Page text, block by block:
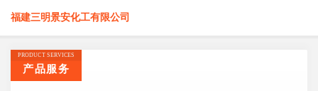
福建三明景安化工有限公司
PRODUCT SERVICES
产品服务